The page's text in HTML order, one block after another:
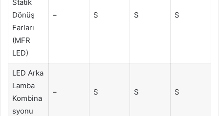
Statik
Dönüş
Farları
(MFR
LED)
– S S S
LED Arka
Lamba
Kombina
syonu
– S S S